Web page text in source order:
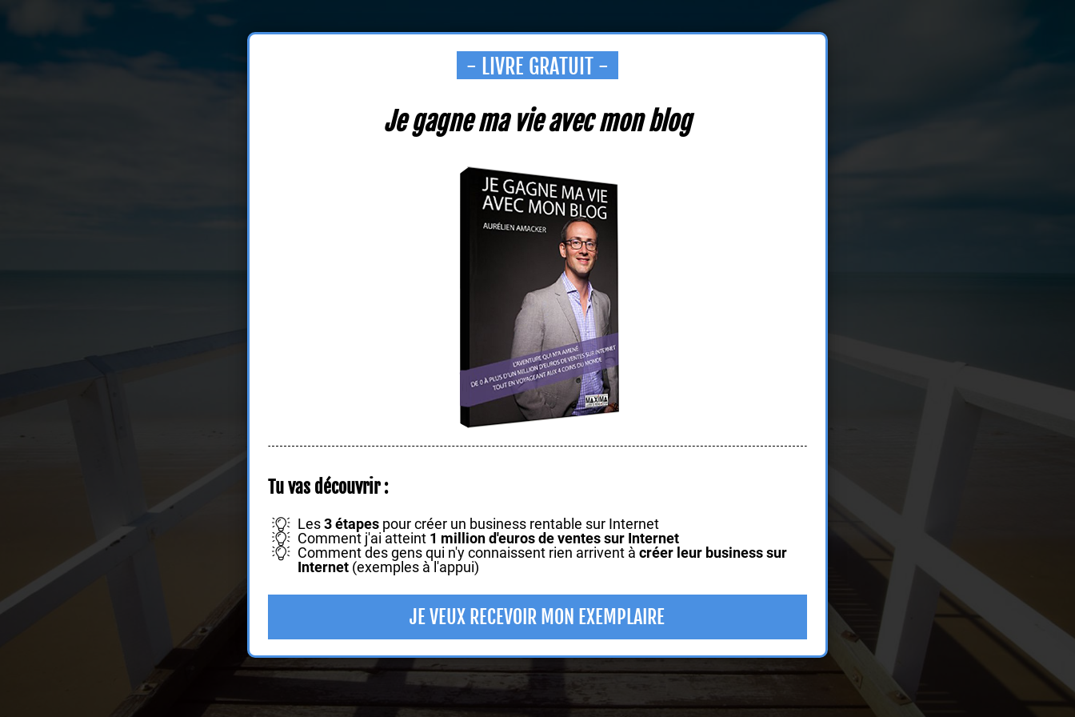
- LIVRE GRATUIT -
Je gagne ma vie avec mon blog
Tu vas découvrir :
Les3 étapes pour créer un business rentable sur Internet
Comment j'ai atteint 1 million d'euros de ventes sur Internet
Comment des gens qui n'y connaissent rien arrivent àcréer leur business sur
Internet (exemples à l'appui)
JE VEUX RECEVOIR MON EXEMPLAIRE